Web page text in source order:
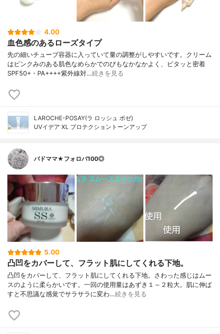
4.00
血色感のあるローズタイプ
先の細いチューブ容器に入っていて量の調整がしやすいです。クリーム
はピンクみのある肌色なめらかでのびもなかなかよく、ピタッと密着
SPF50+・PA++++紫外線対…続きを見る
LAROCHE-POSAY(ラ ロッシュ ポゼ)
UVイデア XL プロテクショントーンアップ
バドママ★フォロバ100◎
5.00
凸凹をカバーして、フラット肌にしてくれる下地。
凸凹をカバーして、フラット肌にしてくれる下地。さわった感じはムー
スのように柔らかいです。一回の使用量はあずき１～２粒大。肌に伸ば
すと不思議な感覚でサラサラに変わ…続きを見る